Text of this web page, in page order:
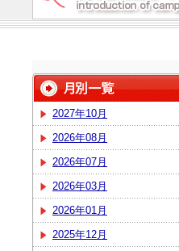
2027年10月
2026年08月
2026年07月
2026年03月
2026年01月
2025年12月